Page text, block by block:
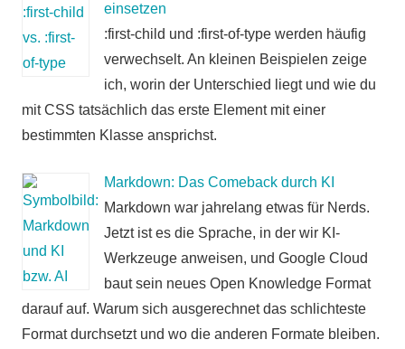
einsetzen
:first-child und :first-of-type werden häufig
verwechselt. An kleinen Beispielen zeige
ich, worin der Unterschied liegt und wie du
mit CSS tatsächlich das erste Element mit einer
bestimmten Klasse ansprichst.
Markdown: Das Comeback durch KI
Markdown war jahrelang etwas für Nerds.
Jetzt ist es die Sprache, in der wir KI-
Werkzeuge anweisen, und Google Cloud
baut sein neues Open Knowledge Format
darauf auf. Warum sich ausgerechnet das schlichteste
Format durchsetzt und wo die anderen Formate bleiben.